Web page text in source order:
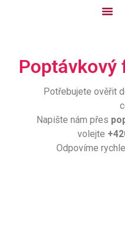
Poptávkový
Potřebujete ověřit
Napište nám přes
volejte
Odpovíme